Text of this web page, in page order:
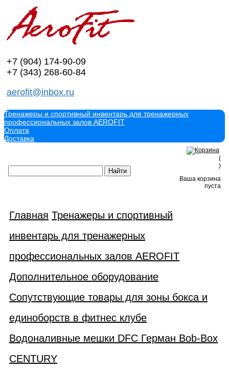
+7 (904) 174-90-09
+7 (343) 268-60-84
aerofit@inbox.ru
Тренажеры и спортивный инвентарь для тренажерных
профессиональных залов AEROFIT
Оплата
Доставка
(
)
Ваша корзина
пуста
Главная Тренажеры и спортивный
инвентарь для тренажерных
профессиональных залов AEROFIT
Дополнительное оборудование
Сопутствующие товары для зоны бокса и
единоборств в фитнес клубе
Водоналивные мешки DFC Герман Bob-Box
CENTURY